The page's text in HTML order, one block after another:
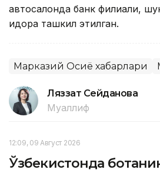
автосалонда банк филиали,
идора ташкил этилган.
Марказий Осиё хабарлари
Ляззат Сейданова
Муаллиф
12:09, 09 Август 2026
Ўзбекистонда